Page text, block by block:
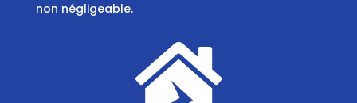
non négligeable.
